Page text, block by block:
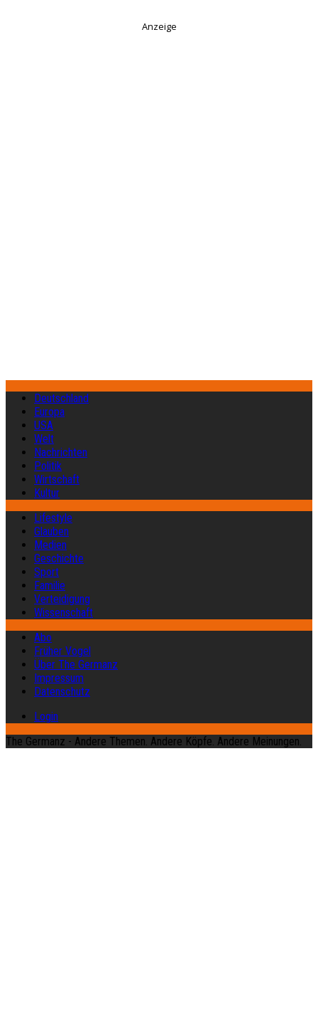
Anzeige
Deutschland
Europa
USA
Welt
Nachrichten
Politik
Wirtschaft
Kultur
Lifestyle
Glauben
Medien
Geschichte
Sport
Familie
Verteidigung
Wissenschaft
Abo
Früher Vogel
Über The Germanz
Impressum
Datenschutz
Login
The Germanz - Andere Themen. Andere Köpfe. Andere Meinungen.